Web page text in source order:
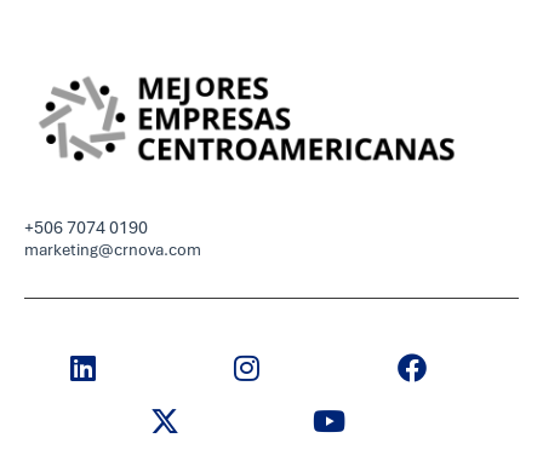
+506 7074 0190
marketing@crnova.com